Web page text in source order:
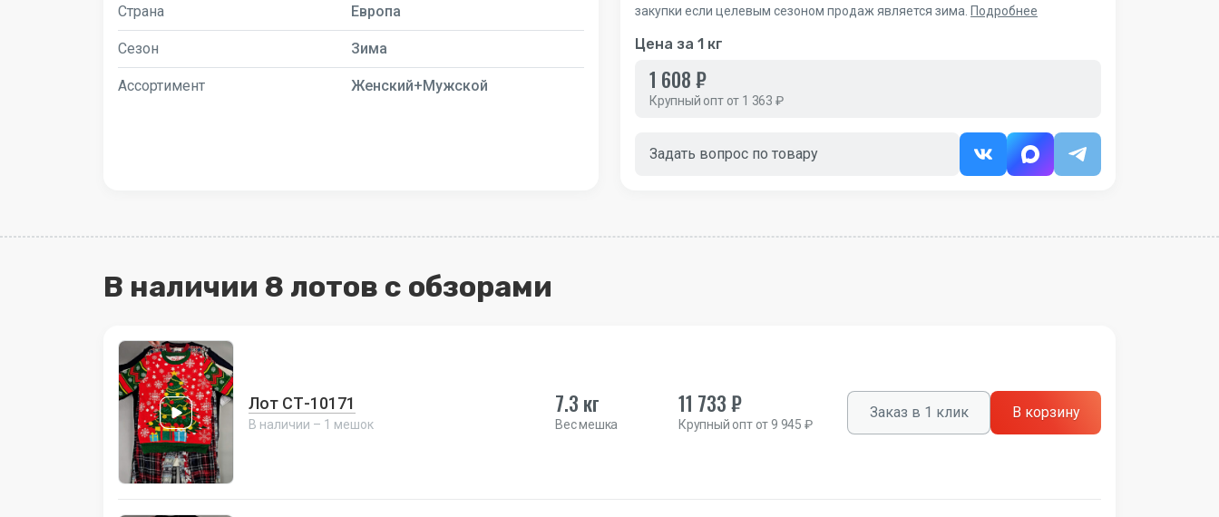
Страна Европа
Сезон Зима
Ассортимент Женский+Мужской
закупки если целевым сезоном продаж является зима. Подробнее
Цена за 1 кг
1 608 ₽
Крупный опт от 1 363 ₽
Задать вопрос по товару
В наличии 8 лотов с обзорами
Лот СТ-10171
В наличии – 1 мешок
7.3 кг
Вес мешка
11 733 ₽
Крупный опт от 9 945 ₽
Заказ в 1 клик В корзину